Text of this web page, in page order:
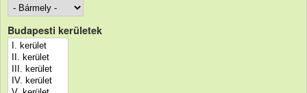
Budapesti kerületek